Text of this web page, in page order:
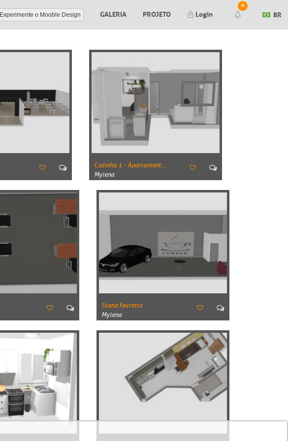
Experimente o Mooble Design GALERIA PROJETO Login
0
BR
Cozinha 1 - Apartamento Tenda 38,68m²
Mylena
Stand Favretto
Mylena
novamente mais tarde.
Falha ao gerar seu preview. Tente
novamente mais tarde.
Nova mensagem no orçamento #
Orçamento #
Orçamento # negado pelo cliente
Editor de Itens: